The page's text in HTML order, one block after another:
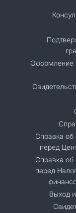
Оформление
Cправка об
перед
Справка об
перед
Выход